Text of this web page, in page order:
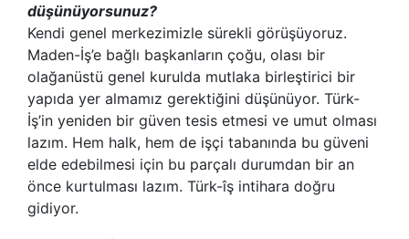
düşünüyorsunuz?
Kendi genel merkezimizle sürekli görüşüyoruz.
Maden-İş’e bağlı başkanların çoğu, olası bir
olağanüstü genel kurulda mutlaka birleştirici bir
yapıda yer almamız gerektiğini düşünüyor. Türk-
İş’in yeniden bir güven tesis etmesi ve umut olması
lazım. Hem halk, hem de işçi tabanında bu güveni
elde edebilmesi için bu parçalı durumdan bir an
önce kurtulması lazım. Türk-îş intihara doğru
gidiyor.